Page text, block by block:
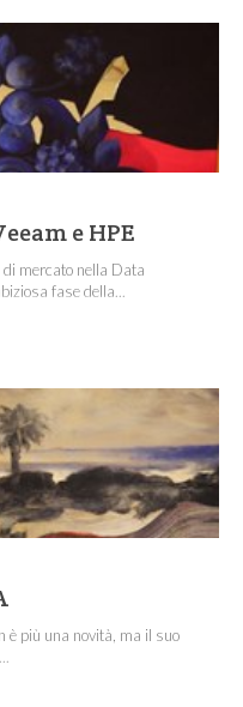
e HPE
di mercato nella Data
fase della...
è più una novità, ma il suo